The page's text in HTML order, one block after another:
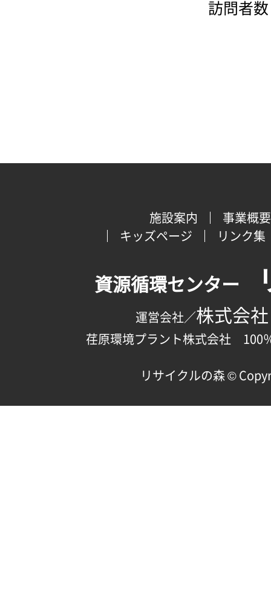
訪問者
施設案内
事業概要
キッズページ
リンク集
資源循環センター
運営会社／株式会
荏原環境プラント株式会社 100
リサイクルの森 ©